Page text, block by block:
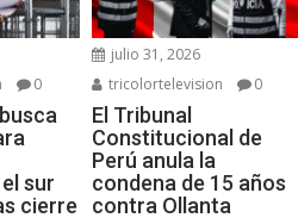
0
sur
cierre
julio 31, 2026
tricolortelevision
0
El Tribunal
Constitucional de
Perú anula la
condena de 15 años
contra Ollanta